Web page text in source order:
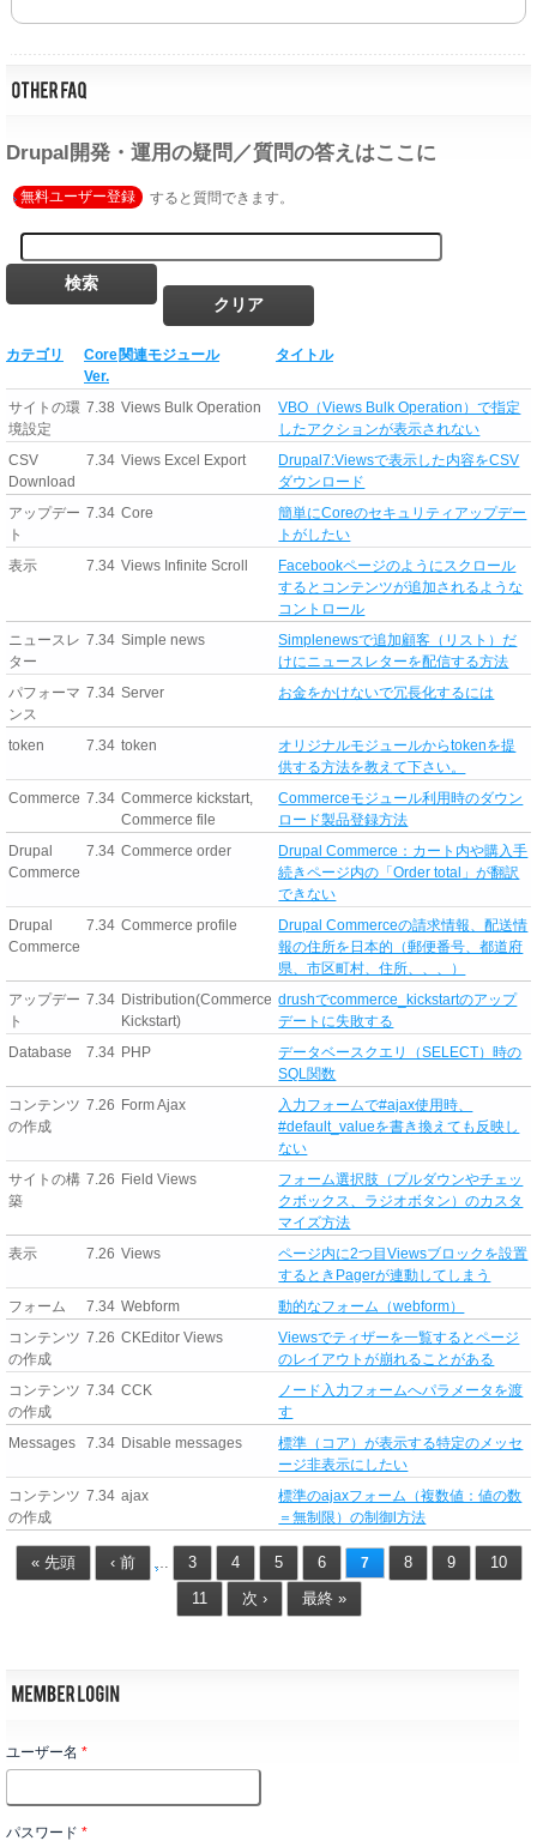
Drupal開発・運用の疑問／質問の答えはここに
無料ユーザー登録 すると質問できます。
カテゴリ
Core
Ver.
関連モジュール タイトル
サイトの環
境設定
7.38 Views Bulk Operation
VBO（Views Bulk Operation）で指定
したアクションが表示されない
CSV
Download
7.34 Views Excel Export
Drupal7:Viewsで表示した内容をCSV
ダウンロード
アップデー
ト
7.34 Core
簡単にCoreのセキュリティアップデー
トがしたい
表示
7.34 Views Infinite Scroll
Facebookページのようにスクロール
するとコンテンツが追加されるような
コントロール
ニュースレ
ター
7.34 Simple news
Simplenewsで追加顧客（リスト）だ
けにニュースレターを配信する方法
パフォーマ
ンス
7.34 Server お金をかけないで冗長化するには
token 7.34 token
オリジナルモジュールからtokenを提
供する方法を教えて下さい。
Commerce 7.34 Commerce kickstart,
Commerce file
Commerceモジュール利用時のダウン
ロード製品登録方法
Drupal
Commerce
7.34 Commerce order
Drupal Commerce：カート内や購入手
続きページ内の「Order total」が翻訳
できない
Drupal
Commerce
7.34 Commerce profile
Drupal Commerceの請求情報、配送情
報の住所を日本的（郵便番号、都道府
県、市区町村、住所、、、）
アップデー
ト
7.34 Distribution(Commerce
Kickstart)
drushでcommerce_kickstartのアップ
デートに失敗する
Database
7.34 PHP
データベースクエリ（SELECT）時の
SQL関数
コンテンツ
の作成
7.26 Form Ajax
入力フォームで#ajax使用時、
#default_valueを書き換えても反映し
ない
サイトの構
築
7.26 Field Views
フォーム選択肢（プルダウンやチェッ
クボックス、ラジオボタン）のカスタ
マイズ方法
表示
7.26 Views
ページ内に2つ目Viewsブロックを設置
するときPagerが連動してしまう
フォーム
7.34 Webform
動的なフォーム（webform）
コンテンツ
の作成
7.26 CKEditor Views
Viewsでティザーを一覧するとページ
のレイアウトが崩れることがある
コンテンツ
の作成
7.34 CCK
ノード入力フォームへパラメータを渡
す
Messages
7.34 Disable messages
標準（コア）が表示する特定のメッセ
ージ非表示にしたい
コンテンツ
の作成
7.34 ajax
標準のajaxフォーム（複数値：値の数
＝無制限）の制御l方法
« 先頭 ‹ 前 3 4 5 6 7 8 9
10
11
次 › 最終 »
ユーザー名 *
パスワード *